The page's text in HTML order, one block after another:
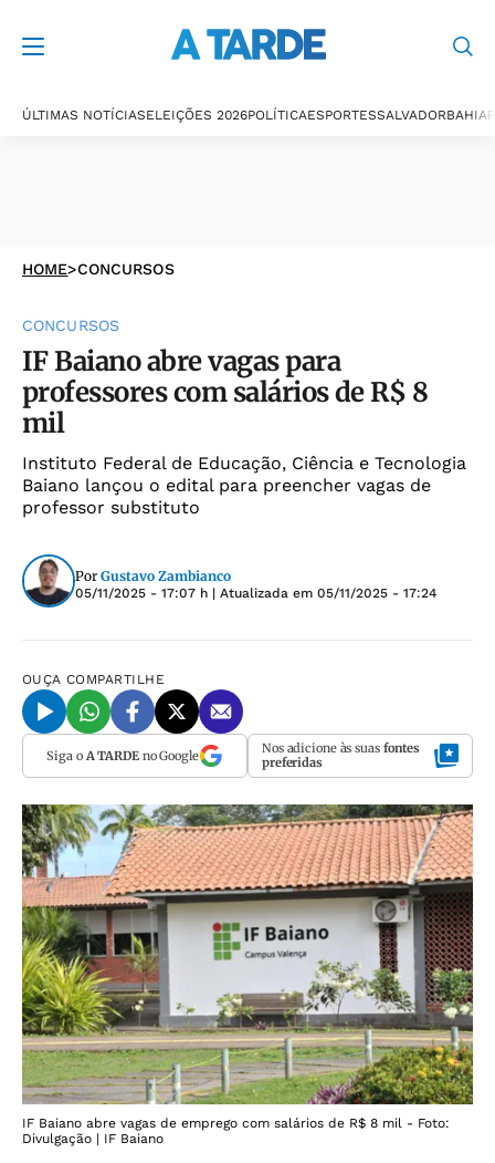
ÚLTIMAS NOTÍCIASELEIÇÕES 2026POLÍTICAESPORTESSALVADORBAHIA
HOME>CONCURSOS
CONCURSOS
IF Baiano abre vagas para
professores com salários de R$ 8
mil
Instituto Federal de Educação, Ciência e Tecnologia
Baiano lançou o edital para preencher vagas de
professor substituto
Por Gustavo Zambianco
05/11/2025 - 17:07 h | Atualizada em 05/11/2025 - 17:24
OUÇA COMPARTILHE
Siga o A TARDEno Google Nos adicione às suas fontes
preferidas
IF Baiano abre vagas de emprego com salários de R$ 8 mil - Foto:
Divulgação | IF Baiano